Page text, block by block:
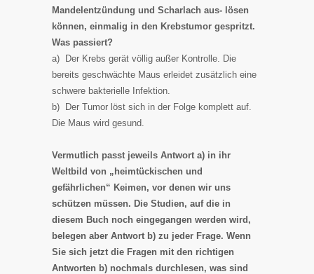
Mandelentzündung und Scharlach aus- lösen
können, einmalig in den Krebstumor gespritzt.
Was passiert?
a) Der Krebs gerät völlig außer Kontrolle. Die
bereits geschwächte Maus erleidet zusätzlich eine
schwere bakterielle Infektion.
b) Der Tumor löst sich in der Folge komplett auf.
Die Maus wird gesund.
Vermutlich passt jeweils Antwort a) in ihr
Weltbild von „heimtückischen und
gefährlichen“ Keimen, vor denen wir uns
schützen müssen. Die Studien, auf die in
diesem Buch noch eingegangen werden wird,
belegen aber Antwort b) zu jeder Frage. Wenn
Sie sich jetzt die Fragen mit den richtigen
Antworten b) nochmals durchlesen, was sind